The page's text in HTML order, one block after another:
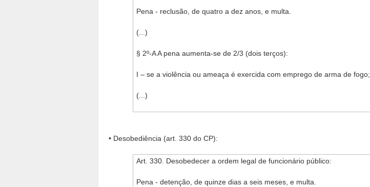
Pena - reclusão, de quatro a dez anos, e multa.
(...)
§ 2º-A A pena aumenta-se de 2/3 (dois terços):
I – se a violência ou ameaça é exercida com emprego de arma de fogo;
(...)
• Desobediência (art. 330 do CP):
Art. 330. Desobedecer a ordem legal de funcionário público:
Pena - detenção, de quinze dias a seis meses, e multa.